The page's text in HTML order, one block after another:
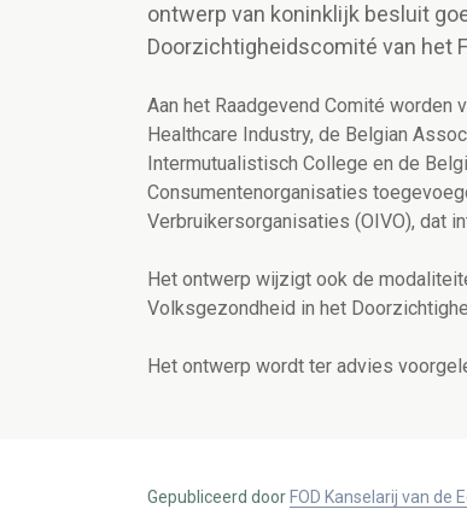
ontwerp van koninklijk besluit
Doorzichtigheidscomité van het
Aan het Raadgevend Comité
Healthcare Industry, de Belgian
Intermutualistisch College en de
Consumentenorganisaties
Verbruikersorganisaties (OIVO), dat
Het ontwerp wijzigt ook de
Volksgezondheid in het
Het ontwerp wordt ter advies
Gepubliceerd door FOD Kanselarij van